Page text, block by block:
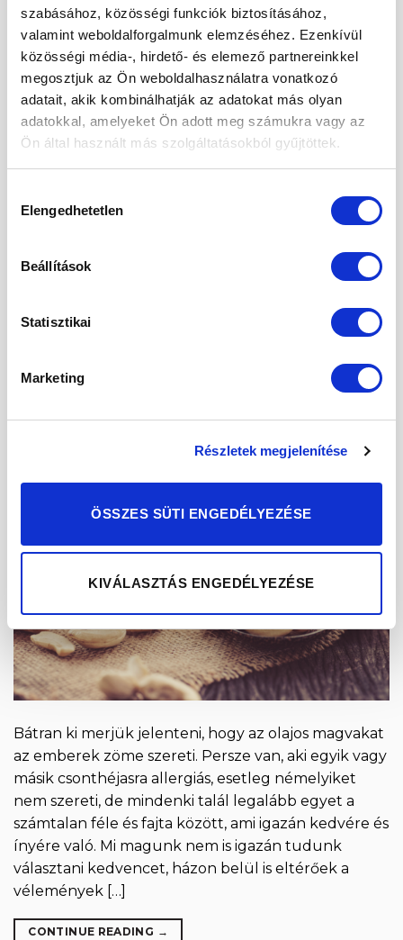
szabásához, közösségi funkciók biztosításához,
valamint weboldalforgalmunk elemzéséhez. Ezenkívül
közösségi média-, hirdető- és elemező partnereinkkel
megosztjuk az Ön weboldalhasználatra vonatkozó
adatait, akik kombinálhatják az adatokat más olyan
adatokkal, amelyeket Ön adott meg számukra vagy az
Ön által használt más szolgáltatásokból gyűjtöttek.
kiválasztása
Elengedhetetlen
Beállítások
Statisztikai
Marketing
Részletek megjelenítése
ÖSSZES SÜTI ENGEDÉLYEZÉSE
KIVÁLASZTÁS ENGEDÉLYEZÉSE
értékes tápanyagokkal látja el szervezetünket.
Rendkívül egészséges, számos desszert alapja
lehet. Jótékony hatása megkérdőjelezhetetlen.
Téves a feltételezés, miszerint hízlal. A
kalóriatartalma nem vészes, […]
CONTINUE READING →
cukorbetegség,
egészséges,kalória szénhidrát,
29
Bátran ki merjük jelenteni, hogy az olajos magvakat
az emberek zöme szereti. Persze van, aki egyik vagy
másik csonthéjasra allergiás, esetleg némelyiket
nem szereti, de mindenki talál legalább egyet a
számtalan féle és fajta között, ami igazán kedvére és
ínyére való. Mi magunk nem is igazán tudunk
választani kedvencet, házon belül is eltérőek a
vélemények […]
CONTINUE READING →